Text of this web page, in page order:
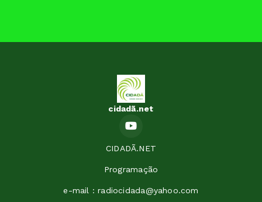
cidadã.net
CIDADÃ.NET
Programação
e-mail : radiocidada@yahoo.com